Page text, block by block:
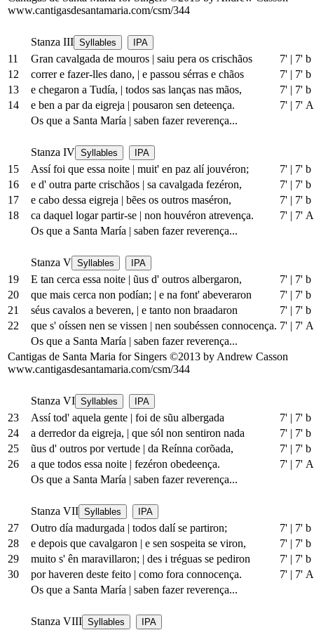
www.cantigasdesantamaria.com/csm/344
Stanza III Syllables IPA
11 Gran cavalgada de mouros | saiu pera os crischãos 7' | 7' b
12
correr e fazer-lles dano, | e passou sérras e chãos 7' | 7' b
13
e chegaron a Tudía, | todos sas lanças nas mãos, 7' | 7' b
14
e ben a par da eigreja | pousaron sen deteença. 7' | 7' A
Os que a Santa María | saben fazer reverença...
Stanza IV Syllables IPA
15 Assí foi que essa noite | muit' en paz alí jouvéron; 7' | 7' b
16
e d' outra parte crischãos | sa cavalgada fezéron, 7' | 7' b
17
e cabo dessa eigreja | bẽes os outros maséron, 7' | 7' b
18
ca daquel logar partir-se | non houvéron atrevença. 7' | 7' A
Os que a Santa María | saben fazer reverença...
Stanza V Syllables IPA
19 E tan cerca essa noite | ũus d' outros albergaron, 7' | 7' b
20
que mais cerca non podían; | e na font' abeveraron 7' | 7' b
21
séus cavalos a beveren, | e tanto non braadaron 7' | 7' b
22
que s' oíssen nen se vissen | nen soubéssen connocença. 7' | 7' A
Os que a Santa María | saben fazer reverença...
Cantigas de Santa Maria for Singers ©2013 by Andrew Casson
www.cantigasdesantamaria.com/csm/344
Stanza VI Syllables IPA
23 Assí tod' aquela gente | foi de sũu albergada 7' | 7' b
24
a derredor da eigreja, | que sól non sentiron nada 7' | 7' b
25
ũus d' outros por vertude | da Reínna corõada, 7' | 7' b
26
a que todos essa noite | fezéron obedeença. 7' | 7' A
Os que a Santa María | saben fazer reverença...
Stanza VII Syllables IPA
27 Outro día madurgada | todos dalí se partiron; 7' | 7' b
28
e depois que cavalgaron | e sen sospeita se viron, 7' | 7' b
29
muito s' ên maravillaron; | des i tréguas se pediron 7' | 7' b
30
por haveren deste feito | como fora connocença. 7' | 7' A
Os que a Santa María | saben fazer reverença...
Stanza VIII Syllables IPA